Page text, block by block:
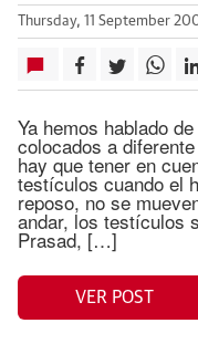
Thursday, 11 September
Ya hemos hablado
colocados a
hay que tener en
testículos cuando el
reposo, no se
andar, los testículos
Prasad, […]
VER POST